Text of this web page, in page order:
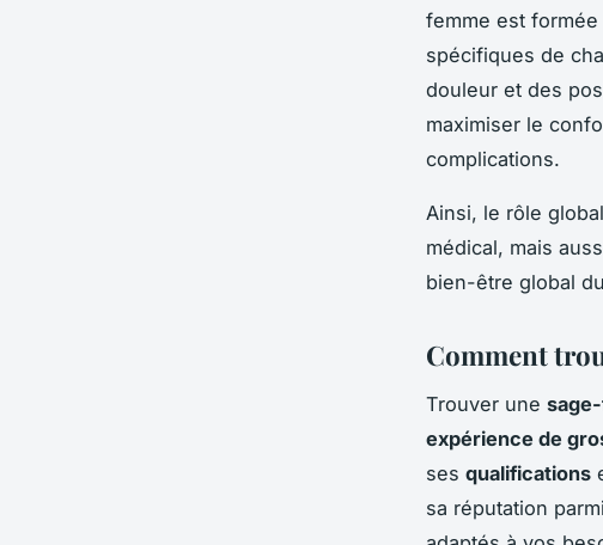
femme est
spécifiques de
douleur et des
maximiser le
complications.
Ainsi, le rôle
médical, mais
bien-être global
Comment
Trouver une
expérience de
ses qualifications
sa réputation